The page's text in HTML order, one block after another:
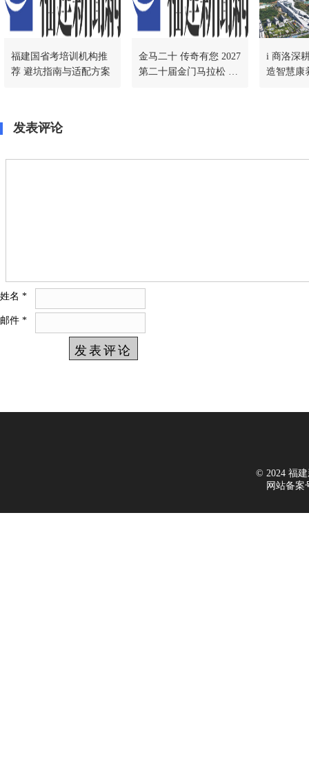
福建国省考培训机构推
荐 避坑指南与适配方案
金马二十 传奇有您 2027
第二十届金门马拉松 荣
i 商洛深
造智慧康
发表评论
姓名 *
邮件 *
© 2024 福建
网站备案